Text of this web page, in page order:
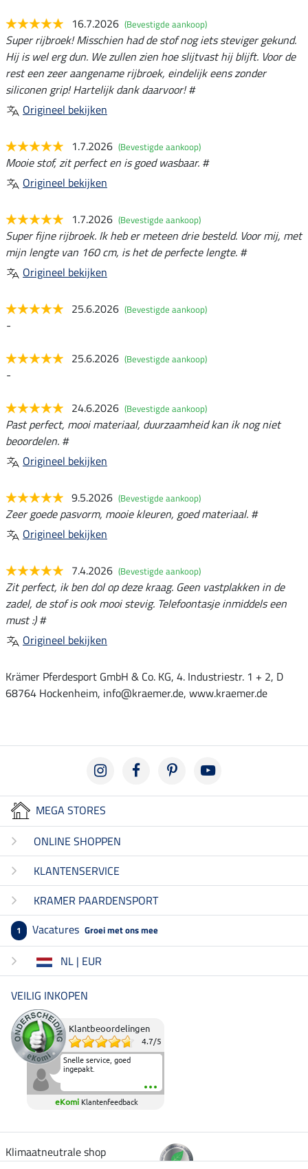
16.7.2026 (Bevestigde aankoop)
Super rijbroek! Misschien had de stof nog iets steviger gekund.
Hij is wel erg dun. We zullen zien hoe slijtvast hij blijft. Voor de
rest een zeer aangename rijbroek, eindelijk eens zonder
siliconen grip! Hartelijk dank daarvoor! #
Origineel bekijken
1.7.2026 (Bevestigde aankoop)
Mooie stof, zit perfect en is goed wasbaar. #
Origineel bekijken
1.7.2026 (Bevestigde aankoop)
Super fijne rijbroek. Ik heb er meteen drie besteld. Voor mij, met
mijn lengte van 160 cm, is het de perfecte lengte. #
Origineel bekijken
25.6.2026 (Bevestigde aankoop)
-
25.6.2026 (Bevestigde aankoop)
-
24.6.2026 (Bevestigde aankoop)
Past perfect, mooi materiaal, duurzaamheid kan ik nog niet
beoordelen. #
Origineel bekijken
9.5.2026 (Bevestigde aankoop)
Zeer goede pasvorm, mooie kleuren, goed materiaal. #
Origineel bekijken
7.4.2026 (Bevestigde aankoop)
Zit perfect, ik ben dol op deze kraag. Geen vastplakken in de
zadel, de stof is ook mooi stevig. Telefoontasje inmiddels een
must :) #
Origineel bekijken
Krämer Pferdesport GmbH & Co. KG, 4. Industriestr. 1 + 2, D
68764 Hockenheim, info@kraemer.de, www.kraemer.de
MEGA STORES
ONLINE SHOPPEN
KLANTENSERVICE
KRAMER PAARDENSPORT
1 Vacatures Groei met ons mee
NL | EUR
VEILIG INKOPEN
Klantbeoordelingen
4.7/5
Snelle service, goed
ingepakt.
eKomi Klantenfeedback
Klimaatneutrale shop